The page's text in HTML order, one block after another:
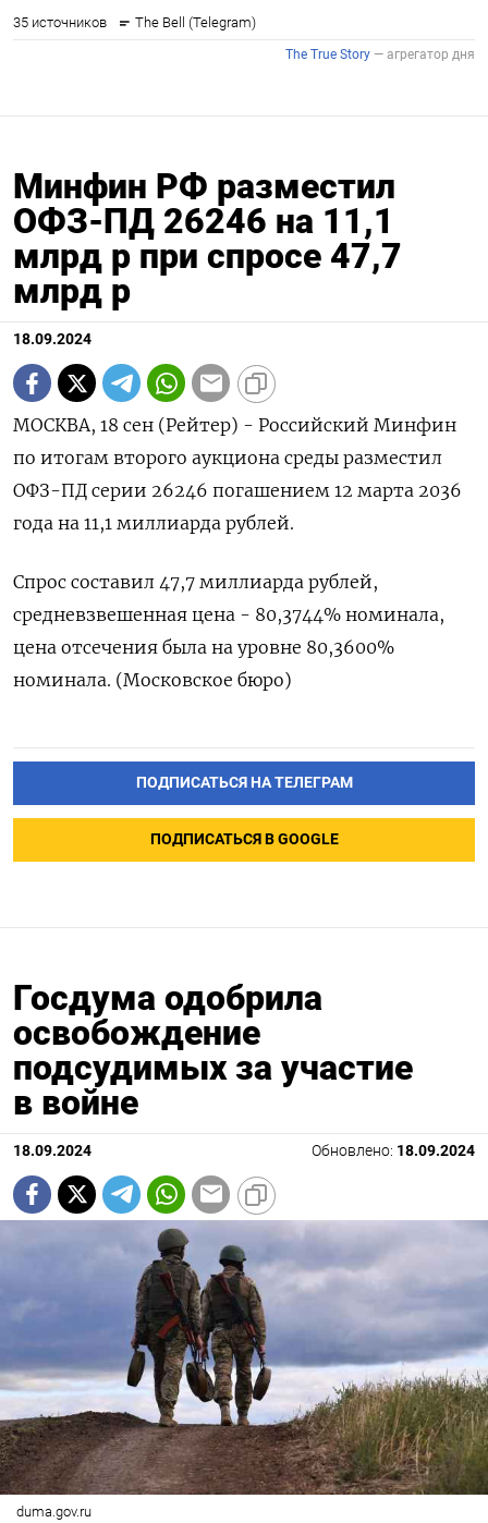
Минфин РФ разместил
ОФЗ-ПД 26246 на 11,1
млрд р при спросе 47,7
млрд р
18.09.2024
МОСКВА, 18 сен (Рейтер) - Российский Минфин
по итогам второго аукциона среды разместил
ОФЗ-ПД серии 26246 погашением 12 марта 2036
года на 11,1 миллиарда рублей.
Спрос составил 47,7 миллиарда рублей,
средневзвешенная цена - 80,3744% номинала,
цена отсечения была на уровне 80,3600%
номинала. (Московское бюро)
ПОДПИСАТЬСЯ НА ТЕЛЕГРАМ
ПОДПИСАТЬСЯ В GOOGLE
Госдума одобрила
освобождение
подсудимых за участие
в войне
18.09.2024 Обновлено: 18.09.2024
duma.gov.ru